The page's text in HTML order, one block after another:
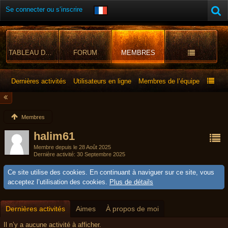
Se connecter ou s’inscrire
TABLEAU DE BORD FORUM MEMBRES
Dernières activités Utilisateurs en ligne Membres de l’équipe
Membres
halim61
Membre depuis le 28 Août 2025
Dernière activité 30 Septembre 2025
Ce site utilise des cookies. En continuant à naviguer sur ce site, vous
acceptez l’utilisation des cookies. Plus de détails
Dernières activités Aimes À propos de moi
Il n’y a aucune activité à afficher.